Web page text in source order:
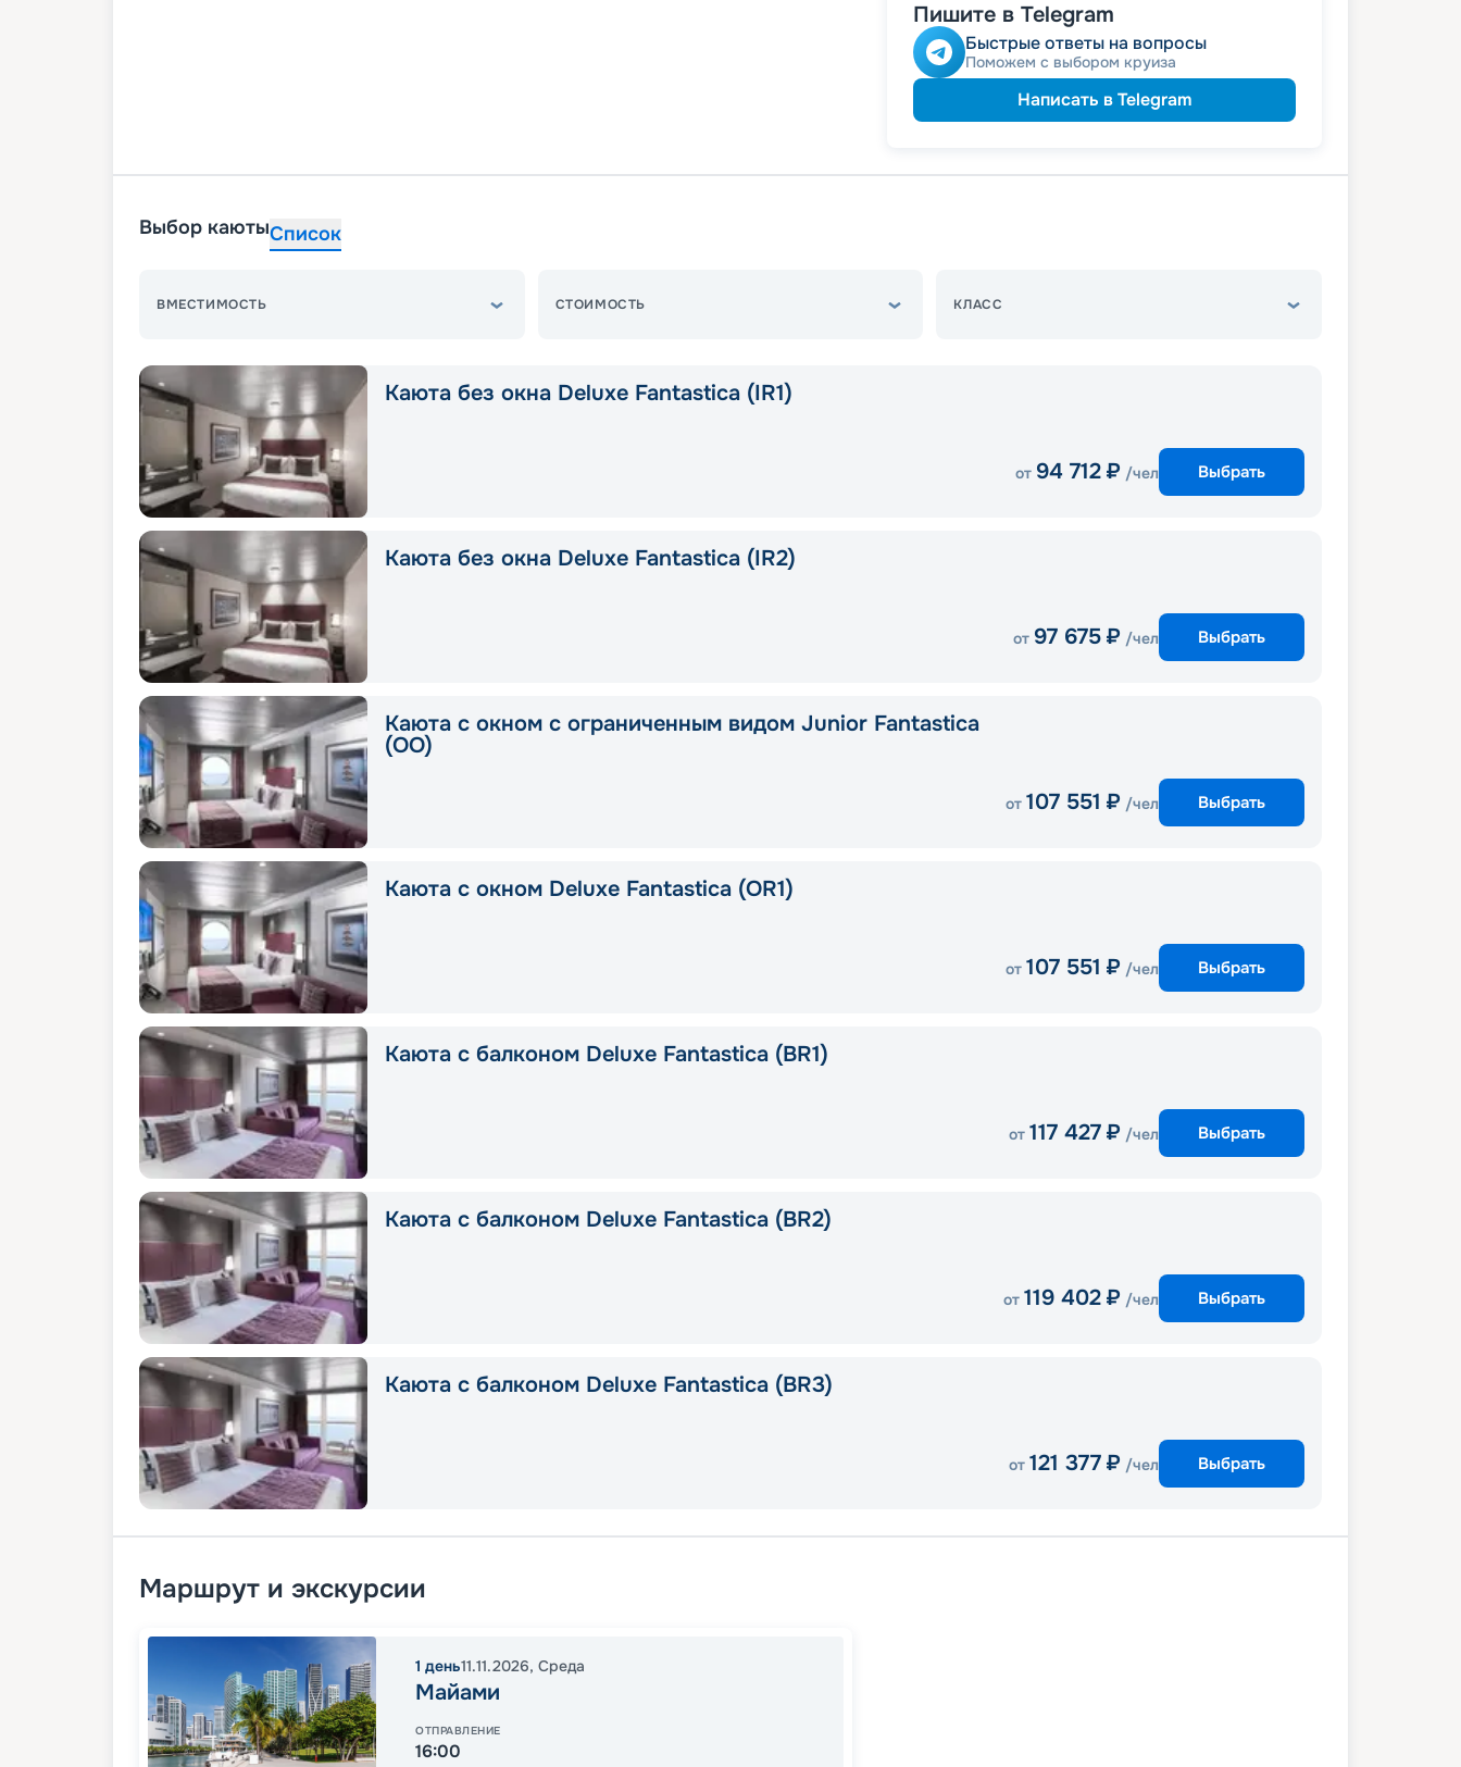
Пишите в Telegram
Быстрые ответы на вопросы
Поможем с выбором круиза
Написать в Telegram
Выбор каютыСписок
ВМЕСТИМОСТЬ СТОИМОСТЬ КЛАСС
Каюта без окна Deluxe Fantastica (IR1)
от 94 712 ₽ /чел Выбрать
Каюта без окна Deluxe Fantastica (IR2)
от 97 675 ₽ /чел Выбрать
Каюта с окном с ограниченным видом Junior Fantastica
(OO)
от 107 551 ₽ /чел Выбрать
Каюта с окном Deluxe Fantastica (OR1)
от 107 551 ₽ /чел Выбрать
Каюта с балконом Deluxe Fantastica (BR1)
от 117 427 ₽ /чел Выбрать
Каюта с балконом Deluxe Fantastica (BR2)
от 119 402 ₽ /чел Выбрать
Каюта с балконом Deluxe Fantastica (BR3)
от 121 377 ₽ /чел Выбрать
Маршрут и экскурсии
1 день11.11.2026, Среда
Майами
ОТПРАВЛЕНИЕ
16:00